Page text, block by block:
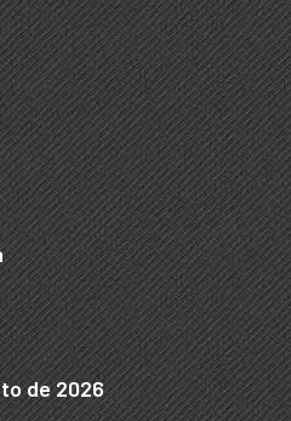
de 2026